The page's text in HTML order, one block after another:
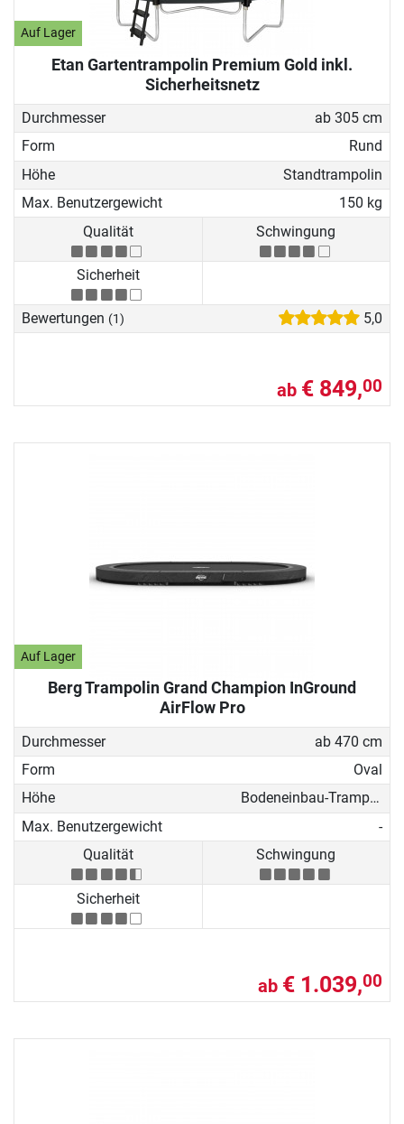
Auf Lager
Etan Gartentrampolin Premium Gold inkl.
Sicherheitsnetz
Durchmesser
ab 305 cm
Form
Rund
Höhe
Standtrampolin
Max. Benutzergewicht
150 kg
Qualität
Schwingung
Sicherheit
Bewertungen (1) 5,0
ab € 849,00
Auf Lager
Berg Trampolin Grand Champion InGround
AirFlow Pro
Durchmesser
ab 470 cm
Form
Oval
Höhe
Bodeneinbau-Trampolin
Max. Benutzergewicht
-
Qualität
Schwingung
Sicherheit
ab € 1.039,00